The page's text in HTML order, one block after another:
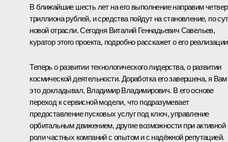
В ближайшие шесть лет на его выполнение направим
триллиона рублей, и средства пойдут на становление, по
новой отрасли. Сегодня Виталий Геннадьевич Савельев,
куратор этого проекта, подробно расскажет о его
Теперь о развитии технологического лидерства, о развитии
космической деятельности. Доработка его завершена, я Вам
это докладывал, Владимир Владимирович. В его основе
переход к сервисной модели, что подразумевает
предоставление пусковых услуг под ключ, управление
орбитальным движением, другие возможности при активной
роли частных компаний с опытом и с надёжной репутацией.